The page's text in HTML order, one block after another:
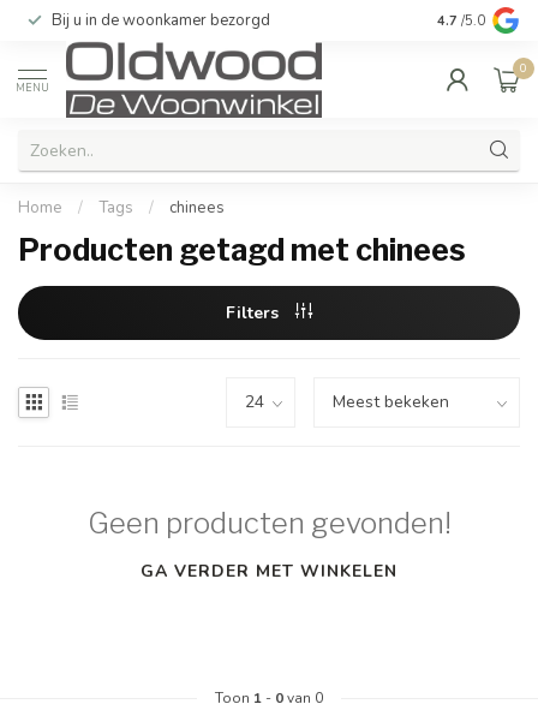
Bij u in de woonkamer bezorgd Kwaliteit &
4.7 /5.0
MENU
0
Home / Tags / chinees
Producten getagd met chinees
Filters
Geen producten gevonden!
GA VERDER MET WINKELEN
Toon 1 - 0van 0